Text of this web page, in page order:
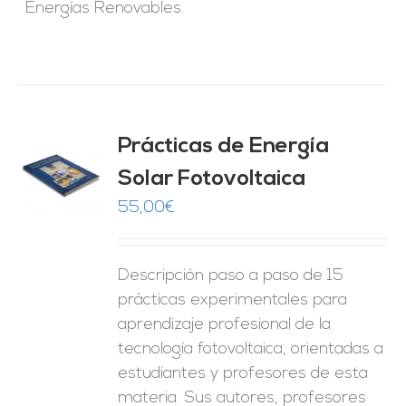
Energías Renovables.
Prácticas de Energía
Solar Fotovoltaica
55,00€
Descripción paso a paso de 15
prácticas experimentales para
aprendizaje profesional de la
tecnología fotovoltaica, orientadas a
estudiantes y profesores de esta
materia. Sus autores, profesores